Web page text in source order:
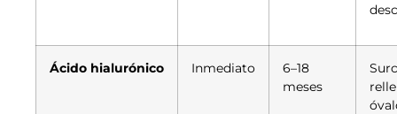
Ácido hialurónico Inmediato
6–18
meses